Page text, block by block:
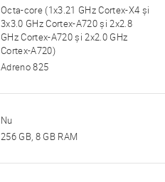
Octa-core (1x3.21 GHz Cortex-X4 și
3x3.0 GHz Cortex-A720 și 2x2.8
GHz Cortex-A720 și 2x2.0 GHz
Cortex-A720)
Adreno 825
Nu
256 GB, 8 GB RAM